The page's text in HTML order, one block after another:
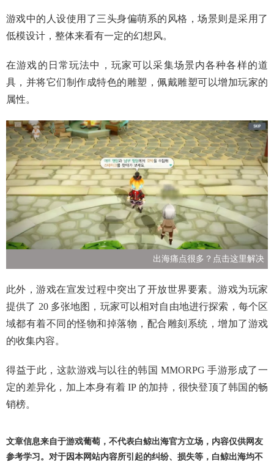
游戏中的人设使用了三头身偏萌系的风格，场景则是采用了
低模设计，整体来看有一定的幻想风。
在游戏的日常玩法中，玩家可以采集场景内各种各样的道
具，并将它们制作成特色的雕塑，佩戴雕塑可以增加玩家的
属性。
出海痛点很多？点击这里解决
此外，游戏在宣发过程中突出了开放世界要素。游戏为玩家
提供了 20 多张地图，玩家可以相对自由地进行探索，每个区
域都有着不同的怪物和掉落物，配合雕刻系统，增加了游戏
的收集内容。
得益于此，这款游戏与以往的韩国 MMORPG 手游形成了一
定的差异化，加上本身有着 IP 的加持，很快登顶了韩国的畅
销榜。
文章信息来自于游戏葡萄，不代表白鲸出海官方立场，内容仅供网友
参考学习。对于因本网站内容所引起的纠纷、损失等，白鲸出海均不